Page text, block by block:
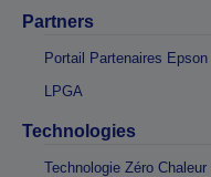
Partners
Portail Partenaires Epson
LPGA
Technologies
Technologie Zéro Chaleur